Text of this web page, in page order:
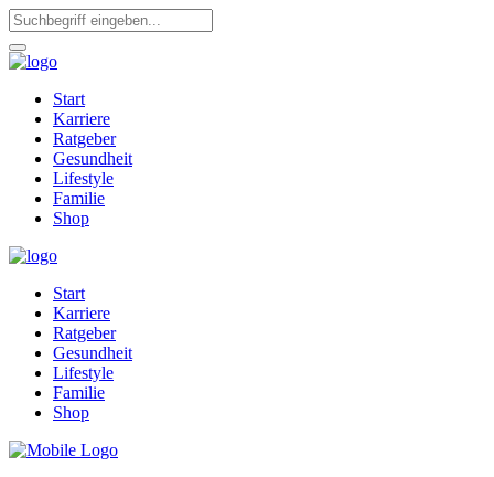
Start
Karriere
Ratgeber
Gesundheit
Lifestyle
Familie
Shop
Start
Karriere
Ratgeber
Gesundheit
Lifestyle
Familie
Shop